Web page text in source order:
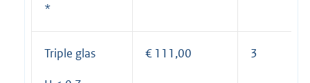
*
Triple glas € 111,00 3